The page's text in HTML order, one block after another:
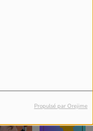
Propulsé par Orejime